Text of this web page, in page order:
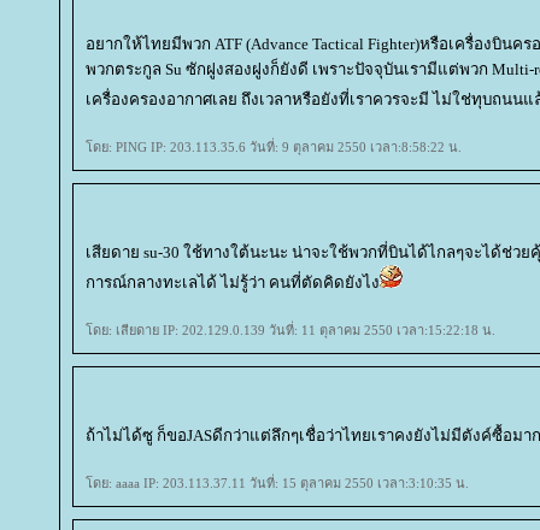
อยากให้ไทยมีพวก ATF (Advance Tactical Fighter)หรือเครื่องบินคร
พวกตระกูล Su ซักฝูงสองฝูงก็ยังดี เพราะปัจจุบันเรามีแต่พวก Multi-
เครื่องครองอากาศเลย ถึงเวลาหรือยังที่เราควรจะมี ไม่ใช่ทุบถนน
ดย: PING IP: 203.113.35.6 วันที่: 9 ตุลาคม 2550 เวลา:8:58:22 น.
เสียดาย su-30 ใช้ทางใต้นะนะ น่าจะใช้พวกที่บินได้ไกลๆจะได้ช่วย
การณ์กลางทะเลได้ ไม่รู้ว่า คนที่ตัดคิดยังไง
ดย: เสียดาย IP: 202.129.0.139 วันที่: 11 ตุลาคม 2550 เวลา:15:22:18 น.
ถ้าไม่ได้ซู ก็ขอJASดีกว่าแต่ลึกๆเชื่อว่าไทยเราคงยังไม่มีตังค์ซื้อมา
ดย: aaaa IP: 203.113.37.11 วันที่: 15 ตุลาคม 2550 เวลา:3:10:35 น.